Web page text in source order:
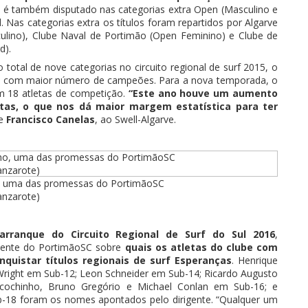
é também disputado nas categorias extra Open (Masculino e
Nas categorias extra os títulos foram repartidos por Algarve
Clube Naval de Portimão (Open Feminino) e Clube de
total de nove categorias no circuito regional de surf 2015, o
maior número de campeões. Para a nova temporada, o
18 atletas de competição. “Este ano houve um aumento
o que nos dá maior margem estatística para ter
Francisco Canelas, ao Swell-Algarve.
das promessas do PortimãoSC
do Circuito Regional de Surf do Sul 2016,
do PortimãoSC sobre quais os atletas do clube com
títulos regionais de surf Esperanças. Henrique
em Sub-12; Leon Schneider em Sub-14; Ricardo Augusto
Bruno Gregório e Michael Conlan em Sub-16; e
18 foram os nomes apontados pelo dirigente. “Qualquer um